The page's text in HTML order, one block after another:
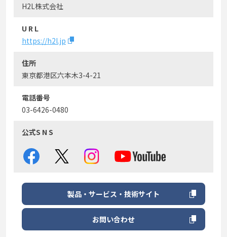
H2L株式会社
U R L
https://h2l.jp
住所
東京都港区六本木3-4-21
電話番号
03-6426-0480
公式S N S
製品・サービス・技術サイト
お問い合わせ